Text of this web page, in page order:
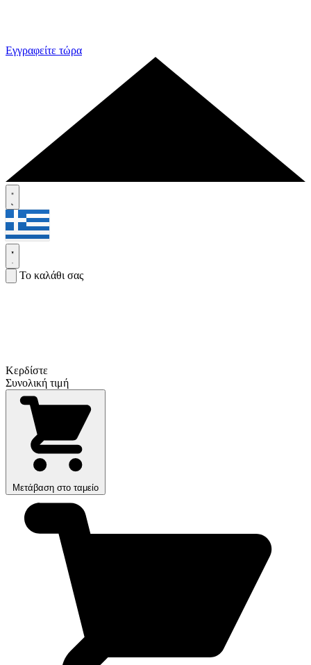
Εγγραφείτε τώρα
Το καλάθι σας
Κερδίστε
Συνολική τιμή
Μετάβαση στο ταμείο